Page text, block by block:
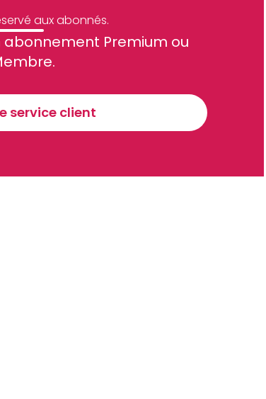
aux abonnés.
Premium ou
service client
financier tous les jours avant 10 heures.
Sinscrire a la
communications. Vous pouvez vous désabonner à tout